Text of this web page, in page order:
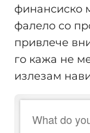
финансиско
фалело со
привлече
го кажа не
излезам